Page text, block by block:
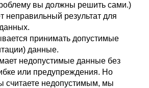
вы должны решить сами.)
неправильный результат для
принимать допустимые
данные.
недопустимые данные без
или предупреждения. Но
считаете недопустимым, мы